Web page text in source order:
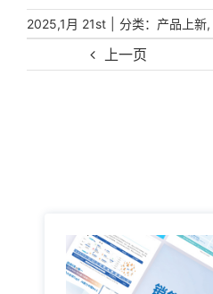
上一页
2025,1月 21st | 分类： 产品上新,